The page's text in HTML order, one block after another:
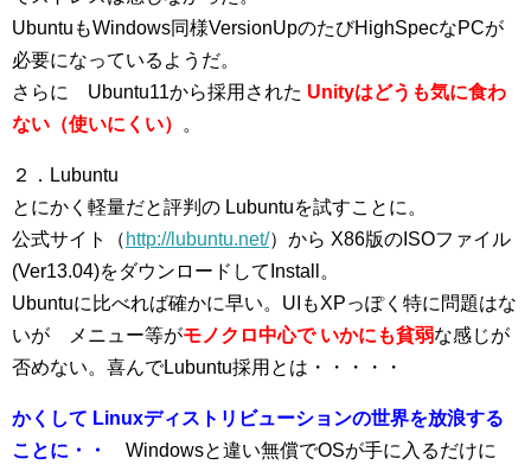
UbuntuもWindows同様VersionUpのたびHighSpecなPCが
必要になっているようだ。
さらに Ubuntu11から採用された Unityはどうも気に食わ
ない（使いにくい）
。
２．Lubuntu
とにかく軽量だと評判の Lubuntuを試すことに。
公式サイト（ http://lubuntu.net/）から X86版のISOファイル
(Ver13.04)をダウンロードしてInstall。
Ubuntuに比べれば確かに早い。UIもXPっぽく特に問題はな
いが メニュー等がモノクロ中心でいかにも貧弱な感じが
否めない。喜んでLubuntu採用とは・・・・・
かくして Linuxディストリビューションの世界を放浪する
ことに・・
Windowsと違い無償でOSが手に入るだけに